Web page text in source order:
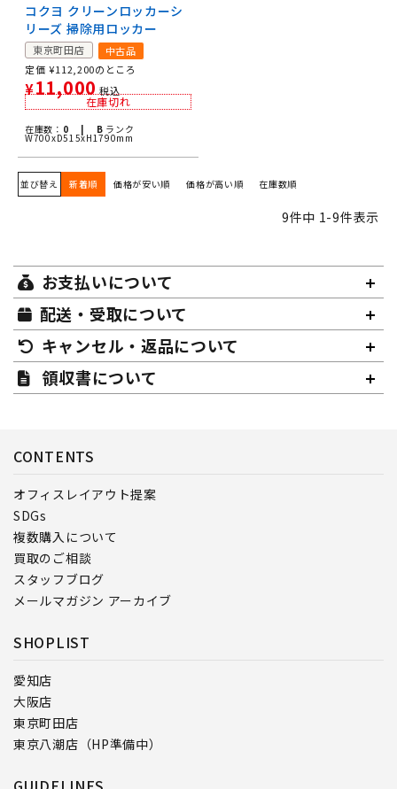
コクヨ クリーンロッカーシ
リーズ 掃除用ロッカー
東京町田店
中古品
定価 ¥112,200のところ
¥11,000 税込
在庫切れ
在庫数： 0 | B ランク
W700xD515xH1790mm
並び替え 新着順 価格が安い順 価格が高い順 在庫数順
9件中 1-9件表示
お支払いについて
配送・受取について
キャンセル・返品について
領収書について
CONTENTS
オフィスレイアウト提案
SDGs
複数購入について
買取のご相談
スタッフブログ
メールマガジン アーカイブ
SHOPLIST
愛知店
大阪店
東京町田店
東京八潮店（HP準備中）